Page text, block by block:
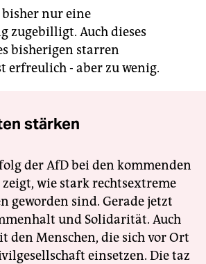
nur eine
zugebilligt. Auch dieses
bisherigen starren
erfreulich - aber zu wenig.
stärken
der AfD bei den kommenden
wie stark rechtsextreme
geworden sind. Gerade jetzt
und Solidarität. Auch
den Menschen, die sich vor Ort
einsetzen. Die taz